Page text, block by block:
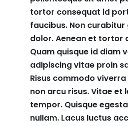
tortor consequat id
faucibus. Non
dolor. Aenean et tortor
Quam quisque id diam
adipiscing vitae proin
Risus commodo
non arcu risus. Vitae et
tempor. Quisque
nullam. Lacus luctus